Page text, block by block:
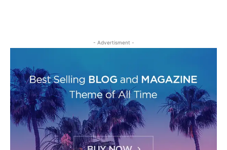
- Advertisment -